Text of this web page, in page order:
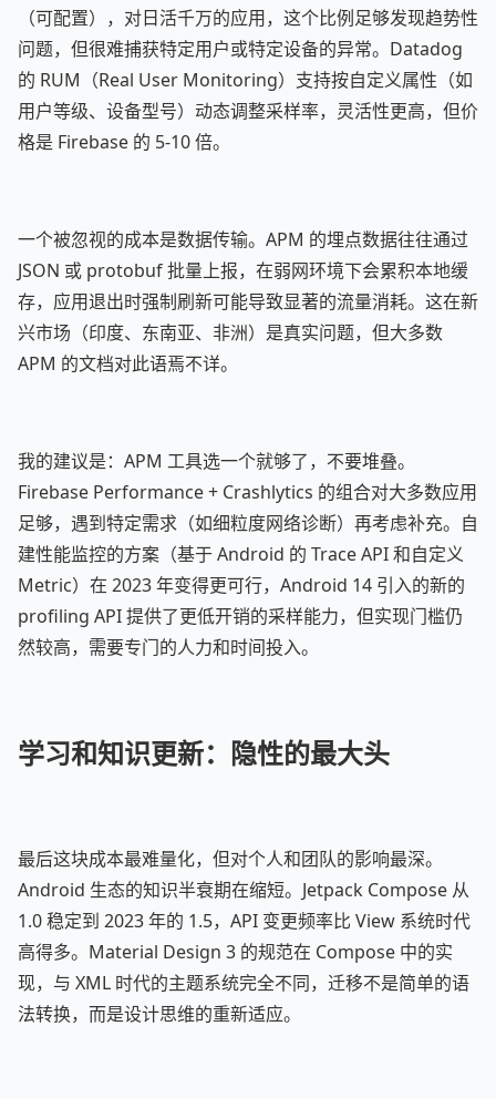
（可配置），对日活千万的应用，这个比例足够发现趋势性
问题，但很难捕获特定用户或特定设备的异常。Datadog
的 RUM（Real User Monitoring）支持按自定义属性（如
用户等级、设备型号）动态调整采样率，灵活性更高，但价
格是 Firebase 的 5-10 倍。
一个被忽视的成本是数据传输。APM 的埋点数据往往通过
JSON 或 protobuf 批量上报，在弱网环境下会累积本地缓
存，应用退出时强制刷新可能导致显著的流量消耗。这在新
兴市场（印度、东南亚、非洲）是真实问题，但大多数
APM 的文档对此语焉不详。
我的建议是：APM 工具选一个就够了，不要堆叠。
Firebase Performance + Crashlytics 的组合对大多数应用
足够，遇到特定需求（如细粒度网络诊断）再考虑补充。自
建性能监控的方案（基于 Android 的 Trace API 和自定义
Metric）在 2023 年变得更可行，Android 14 引入的新的
profiling API 提供了更低开销的采样能力，但实现门槛仍
然较高，需要专门的人力和时间投入。
学习和知识更新：隐性的最大头
最后这块成本最难量化，但对个人和团队的影响最深。
Android 生态的知识半衰期在缩短。Jetpack Compose 从
1.0 稳定到 2023 年的 1.5，API 变更频率比 View 系统时代
高得多。Material Design 3 的规范在 Compose 中的实
现，与 XML 时代的主题系统完全不同，迁移不是简单的语
法转换，而是设计思维的重新适应。